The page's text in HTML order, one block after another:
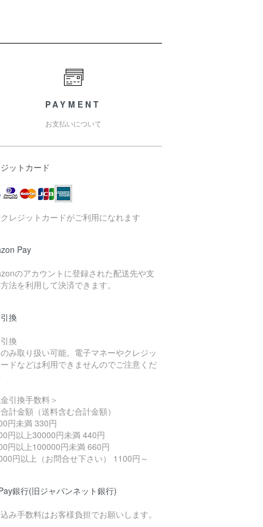
PAYMENT
お支払いについて
ットカード
レジットカードがご利用になれます
Pay
のアカウントに登録された配送先や支
法を利用して決済できます。
換
換
み取り扱い可能。電子マネーやクレジッ
ードなどは利用できませんのでご注意くだ
引換手数料＞
計金額（送料含む合計金額）
円未満 330円
円以上30000円未満 440円
円以上100000円未満 660円
円以上（お問合せ下さい） 1100円～
銀行(旧ジャパンネット銀行)
み手数料はお客様負担でお願いします。